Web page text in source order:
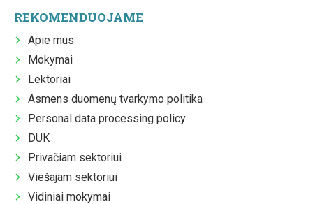
REKOMENDUOJAME
Apie mus
Mokymai
Lektoriai
Asmens duomenų tvarkymo politika
Personal data processing policy
DUK
Privačiam sektoriui
Viešajam sektoriui
Vidiniai mokymai